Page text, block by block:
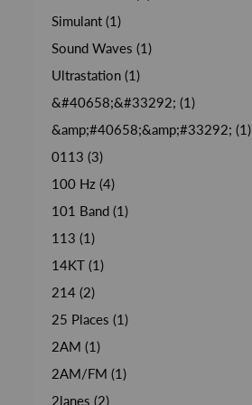
Simulant (1)
Sound Waves (1)
Ultrastation (1)
&#40658;&#33292; (1)
&amp;#40658;&amp;#33292; (1)
0113 (3)
100 Hz (4)
101 Band (1)
113 (1)
14KT (1)
214 (2)
25 Places (1)
2AM (1)
2AM/FM (1)
2lanes (2)